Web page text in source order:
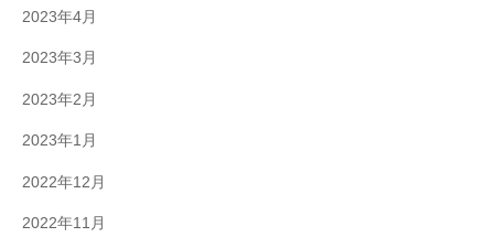
2023年4月
2023年3月
2023年2月
2023年1月
2022年12月
2022年11月